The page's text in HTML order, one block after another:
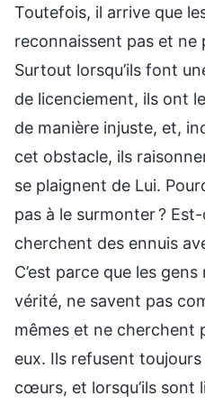
Toutefois, il arrive que
reconnaissent pas et ne
Surtout lorsqu’ils font
de licenciement, ils ont
de manière injuste, et,
cet obstacle, ils
se plaignent de Lui.
pas à le surmonter ? Est-
cherchent des ennuis
C’est parce que les
vérité, ne savent pas
mêmes et ne cherchent
eux. Ils refusent toujours
cœurs, et lorsqu’ils sont